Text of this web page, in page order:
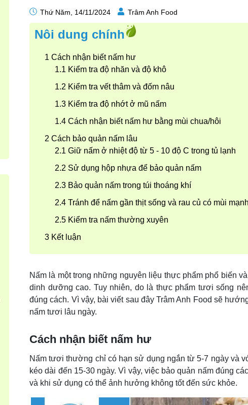
Thứ Năm, 14/11/2024 Trâm Anh Food
Nôi dung chính
Cách nhận biết nấm hư
Kiểm tra độ nhăn và độ khô
Kiểm tra vết thâm và đốm nâu
Kiểm tra độ nhớt ở mũ nấm
Cách nhận biết nấm hư bằng mùi chua/hôi
Cách bảo quản nấm lâu
Giữ nấm ở nhiệt độ từ 5 - 10 độ C trong tủ lạnh
Sử dụng hộp nhựa để bảo quản nấm
Bảo quản nấm trong túi thoáng khí
Tránh để nấm gần thịt sống và rau củ có mùi mạnh
Kiểm tra nấm thường xuyên
Kết luận
Nấm là một trong những nguyên liệu thực phẩm phổ biến
dinh dưỡng cao. Tuy nhiên, do là thực phẩm tươi sống
đúng cách. Vì vậy, bài viết sau đây Trâm Anh Food sẽ
nấm tươi lâu ngày.
Cách nhận biết nấm hư
Nấm tươi thường chỉ có hạn sử dụng ngắn từ 5-7 ngày và
kéo dài đến 15-30 ngày. Vì vậy, việc bảo quản nấm đúng
và khi sử dụng có thể ảnh hưởng không tốt đến sức khỏe.